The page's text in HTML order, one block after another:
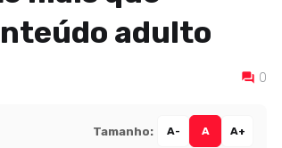
adulto
0
Tamanho: A- A A+